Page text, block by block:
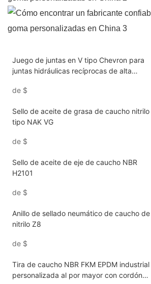
Juego de juntas en V tipo Chevron para
juntas hidráulicas recíprocas de alta
cilindro
de $
Sello de aceite de grasa de caucho nitrilo
tipo NAK VG
de $
Sello de aceite de eje de caucho NBR
H2101
de $
Anillo de sellado neumático de caucho de
nitrilo Z8
de $
Tira de caucho NBR FKM EPDM industrial
personalizada al por mayor con cordón